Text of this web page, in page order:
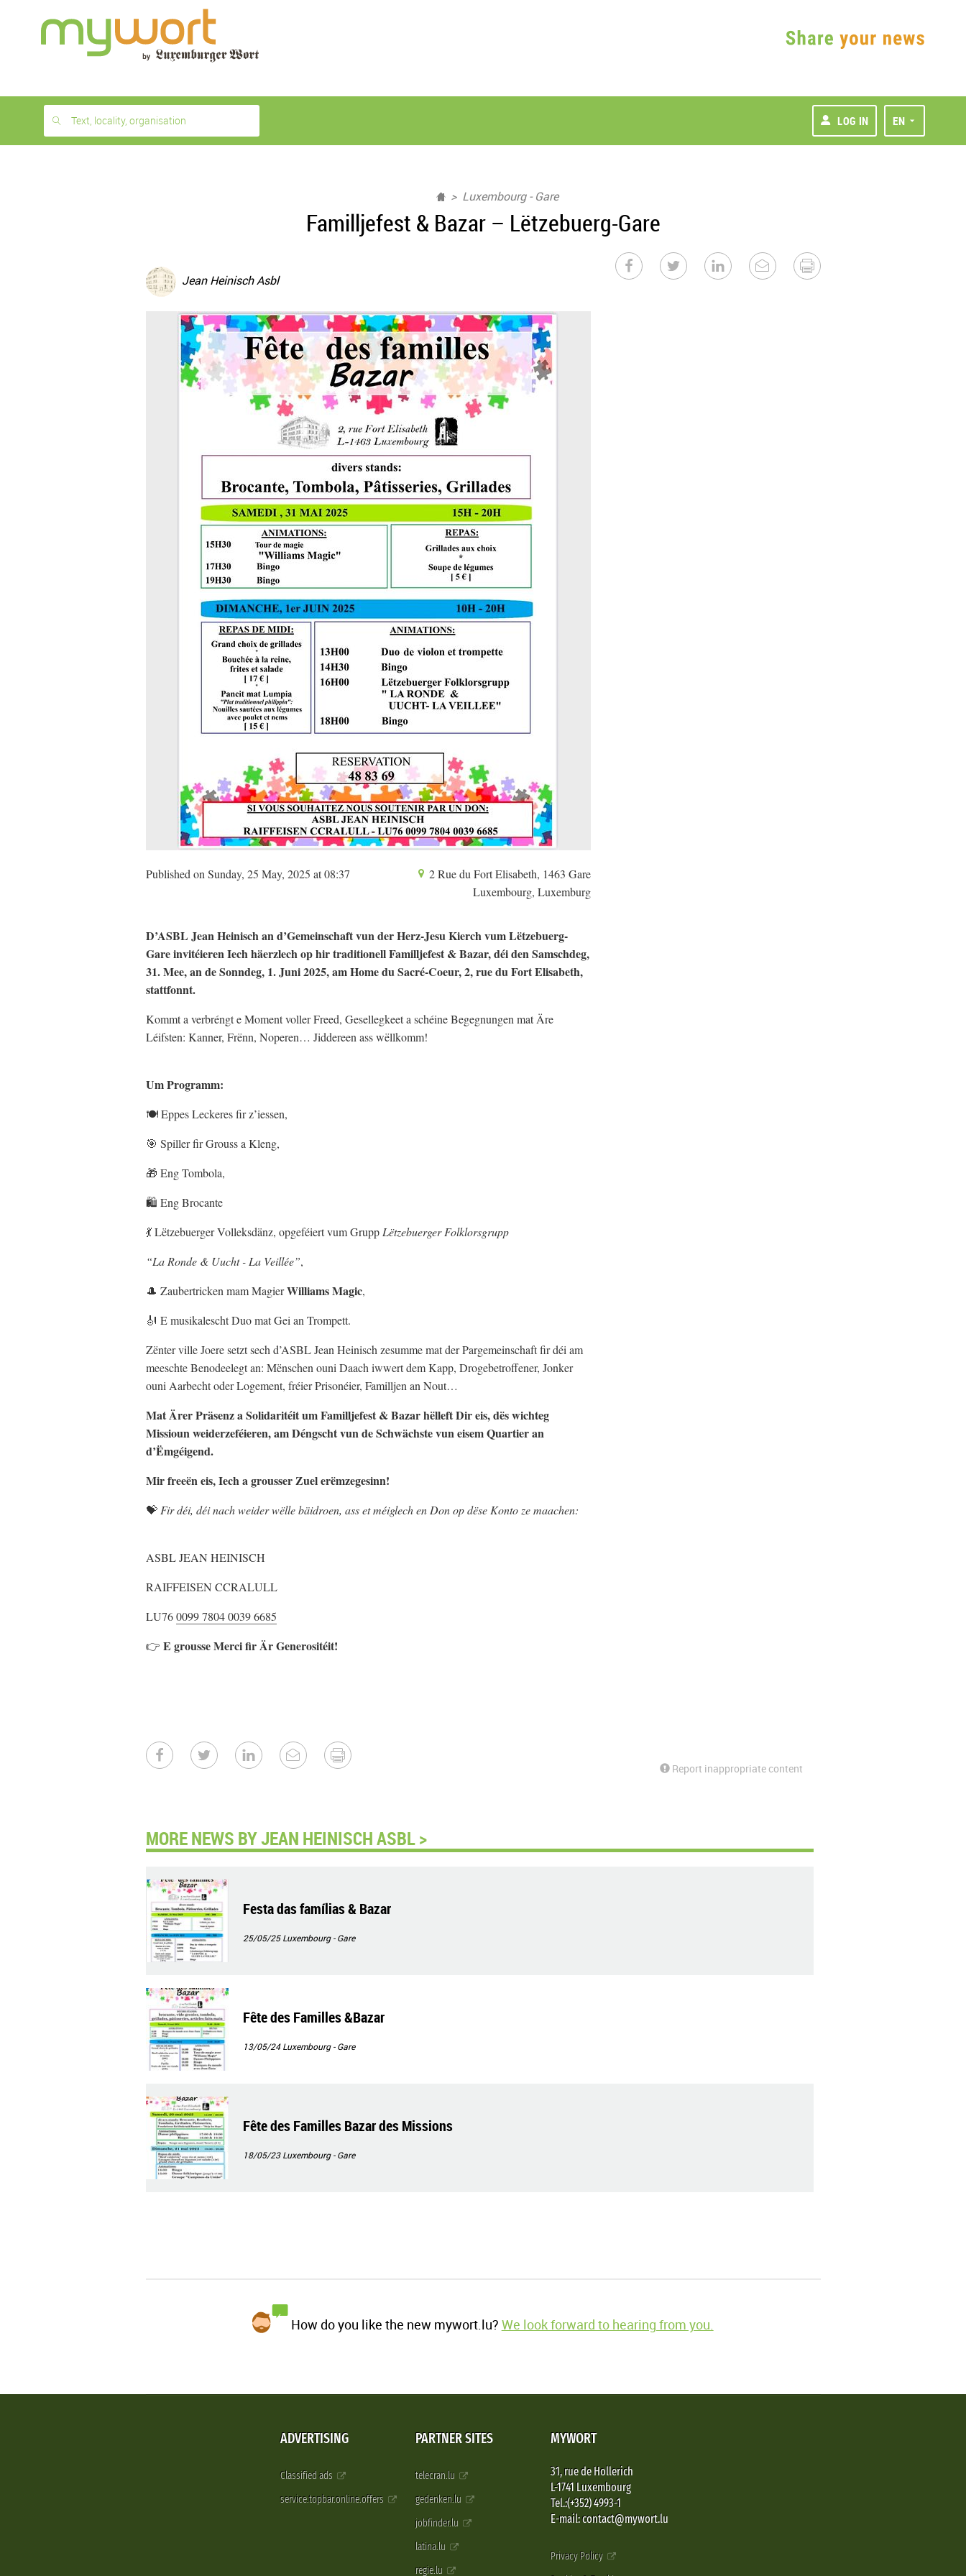
month
free
Text, locality, organisation LOG IN EN
Luxembourg - Gare
Familljefest & Bazar – Lëtzebuerg-Gare
Jean Heinisch Asbl
Published on Sunday, 25 May, 2025 at 08:37
2 Rue du Fort Elisabeth, 1463 Gare
Luxembourg, Luxemburg
D’ASBL Jean Heinisch an d’Gemeinschaft vun der Herz-Jesu Kierch vum Lëtzebuerg-
Gare invitéieren Iech häerzlech op hir traditionell Familljefest & Bazar, déi den Samschdeg,
31. Mee, an de Sonndeg, 1. Juni 2025, am Home du Sacré-Coeur, 2, rue du Fort Elisabeth,
stattfonnt.
Kommt a verbréngt e Moment voller Freed, Gesellegkeet a schéine Begegnungen mat Äre
Léifsten: Kanner, Frënn, Noperen… Jiddereen ass wëllkomm!
Um Programm:
🍽️ Eppes Leckeres fir z’iessen,
🎯 Spiller fir Grouss a Kleng,
🎁 Eng Tombola,
🛍️ Eng Brocante
💃 Lëtzebuerger Volleksdänz, opgeféiert vum Grupp Lëtzebuerger Folklorsgrupp
“La Ronde & Uucht - La Veillée”,
🎩 Zaubertricken mam MagierWilliams Magic,
🎻 E musikalescht Duo mat Gei an Trompett.
Zënter ville Joere setzt sech d’ASBL Jean Heinisch zesumme mat der Pargemeinschaft fir déi am
meeschte Benodeelegt an: Mënschen ouni Daach iwwert dem Kapp, Drogebetroffener, Jonker
ouni Aarbecht oder Logement, fréier Prisonéier, Familljen an Nout…
Mat Ärer Präsenz a Solidaritéit um Familljefest & Bazar hëlleft Dir eis, dës wichteg
Missioun weiderzeféieren, am Déngscht vun de Schwächste vun eisem Quartier an
d’Ëmgéigend.
Mir freeën eis, Iech a grousser Zuel erëmzegesinn!
💝 Fir déi, déi nach weider wëlle bäidroen, ass et méiglech en Don op dëse Konto ze maachen:
ASBL JEAN HEINISCH
RAIFFEISEN CCRALULL
LU760099 7804 0039 6685
👉 E grousse Merci fir Är Generositéit!
Report inappropriate content
MORE NEWS BY JEAN HEINISCH ASBL >
Festa das famílias & Bazar
25/05/25Luxembourg - Gare
Fête des Familles &Bazar
13/05/24Luxembourg - Gare
Fête des Familles Bazar des Missions
18/05/23Luxembourg - Gare
How do you like the new mywort.lu? We look forward to hearing from you.
ADVERTISING
Classified ads
service.topbar.online.offers
PARTNER SITES
telecran.lu
gedenken.lu
jobfinder.lu
latina.lu
regie.lu
MYWORT
31, rue de Hollerich
L-1741 Luxembourg
Tel.:(+352) 4993-1
E-mail: contact@mywort.lu
Privacy Policy